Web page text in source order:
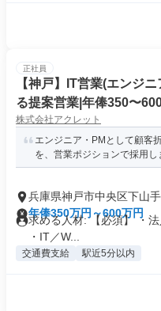
正社員
【神戸】IT営業(エンジ
る提案営業|年俸350〜
株式会社アクレット
エンジニア・PMとして顧客
を、営業ポジションで採用し
兵庫県神戸市中央区下山
年俸350万円～600万円
求める人材: 【必須】 ・
・IT／W...
交通費支給 駅近5分以内